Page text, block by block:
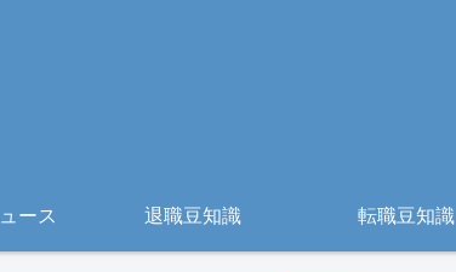
ース 退職豆知識 転職豆知識